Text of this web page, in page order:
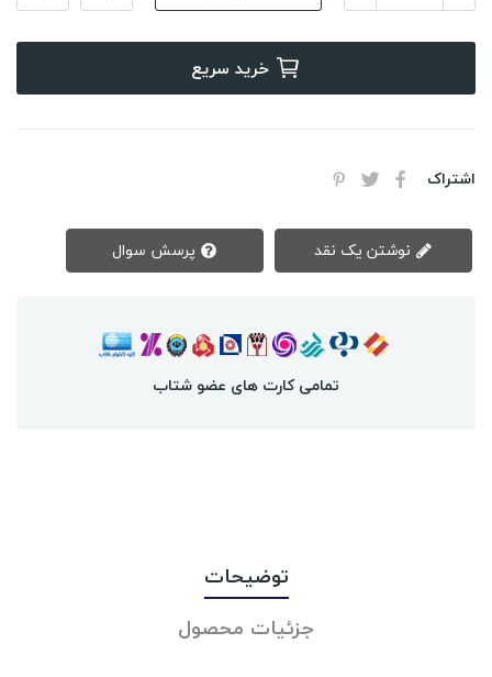
خرید سریع
اشتراک
تمامی کارت های عضو شتاب
توضیحات
جزئیات محصول